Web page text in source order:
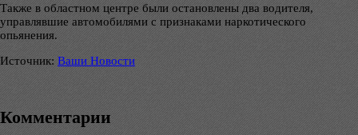
Также в областном центре были остановлены два водителя,
управлявшие автомобилями с признаками наркотического
опьянения.
Источник: Ваши Новости
Комментарии